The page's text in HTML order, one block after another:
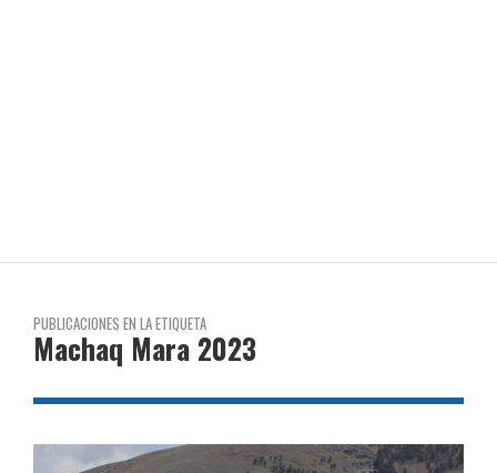
PUBLICACIONES EN LA ETIQUETA
Machaq Mara 2023